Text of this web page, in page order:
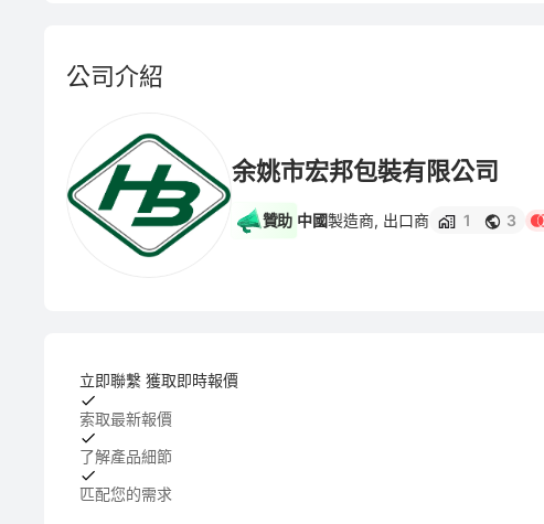
公司介紹
余姚市宏邦包裝有限公司
贊助 中國製造商, 出口商 1 3
立即聯繫 獲取即時報價
索取最新報價
了解產品細節
匹配您的需求